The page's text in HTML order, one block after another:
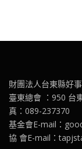
財團法人台東縣好
臺東總會 ：950 台
真：089-237370
基金會E-mail：
協 會E-mail：